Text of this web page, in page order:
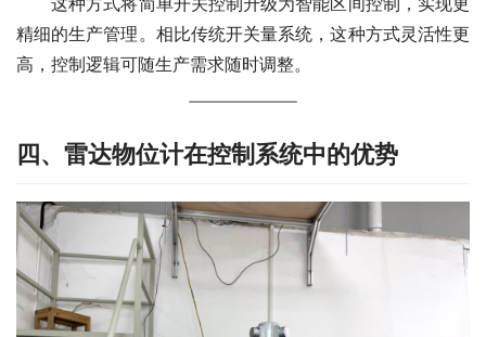
精细的生产管理。相比传统开关量系统，这种方式灵活性更
高，控制逻辑可随生产需求随时调整。
四、雷达物位计在控制系统中的优势